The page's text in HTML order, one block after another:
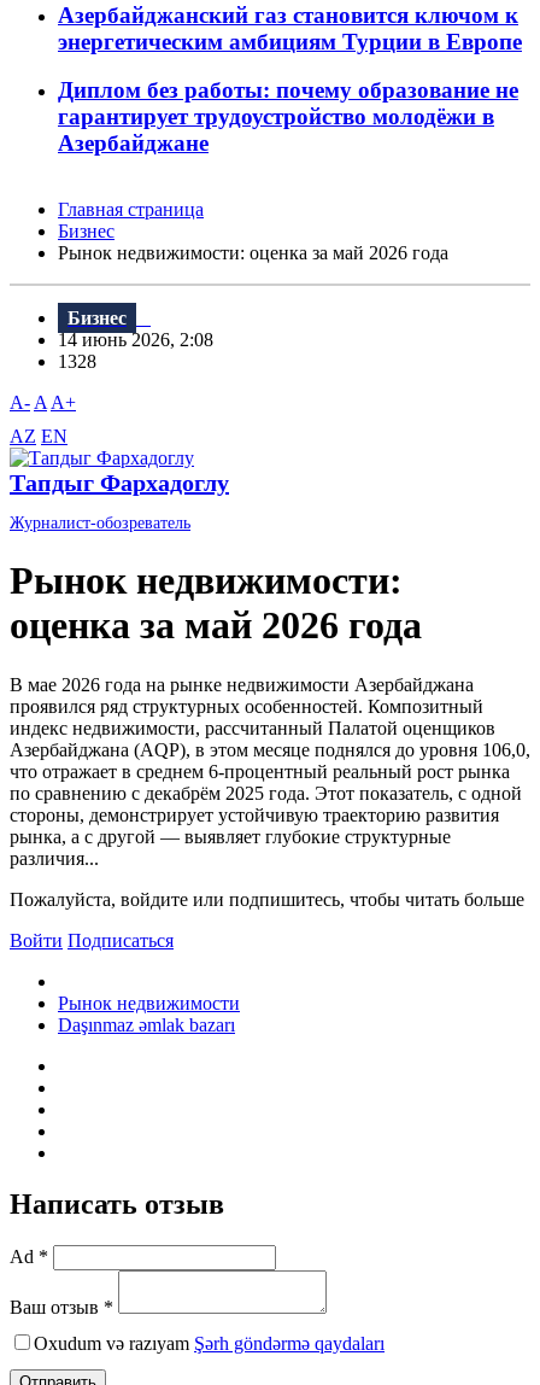
Азербайджанский газ становится ключом к
энергетическим амбициям Турции в Европе
Диплом без работы: почему образование не
гарантирует трудоустройство молодёжи в
Азербайджане
Главная страница
Бизнес
Рынок недвижимости: оценка за май 2026 года
Бизнес
14 июнь 2026, 2:08
1328
A- A A+
AZ EN
Тапдыг Фархадоглу
Журналист-обозреватель
Рынок недвижимости:
оценка за май 2026 года
В мае 2026 года на рынке недвижимости Азербайджана
проявился ряд структурных особенностей. Композитный
индекс недвижимости, рассчитанный Палатой оценщиков
Азербайджана (AQP), в этом месяце поднялся до уровня 106,0,
что отражает в среднем 6-процентный реальный рост рынка
по сравнению с декабрём 2025 года. Этот показатель, с одной
стороны, демонстрирует устойчивую траекторию развития
рынка, а с другой — выявляет глубокие структурные
различия...
Пожалуйста, войдите или подпишитесь, чтобы читать больше
Войти Подписаться
Рынок недвижимости
Daşınmaz əmlak bazarı
Написать отзыв
Ad *
Ваш отзыв *
Oxudum və razıyam Şərh göndərmə qaydaları